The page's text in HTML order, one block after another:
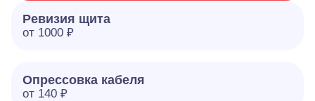
Ревизия щита
от 1000 ₽
Опрессовка кабеля
от 140 ₽